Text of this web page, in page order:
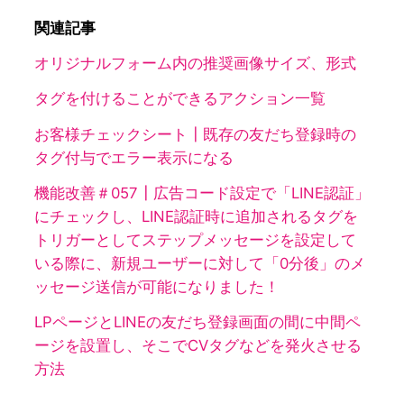
関連記事
オリジナルフォーム内の推奨画像サイズ、形式
タグを付けることができるアクション一覧
お客様チェックシート┃既存の友だち登録時の
タグ付与でエラー表示になる
機能改善＃057┃広告コード設定で「LINE認証」
にチェックし、LINE認証時に追加されるタグを
トリガーとしてステップメッセージを設定して
いる際に、新規ユーザーに対して「0分後」のメ
ッセージ送信が可能になりました！
LPページとLINEの友だち登録画面の間に中間ペ
ージを設置し、そこでCVタグなどを発火させる
方法